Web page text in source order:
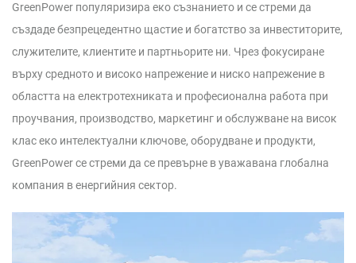
За Нас
Изтегляне
Свържете Се с Нас
GreenPower популяризира еко съзнанието и се стреми да
създаде безпрецедентно щастие и богатство за инвеститорите,
служителите, клиентите и партньорите ни. Чрез фокусиране
върху средното и високо напрежение и ниско напрежение в
областта на електротехниката и професионална работа при
проучвания, производство, маркетинг и обслужване на висок
клас еко интелектуални ключове, оборудване и продукти,
GreenPower се стреми да се превърне в уважавана глобална
компания в енергийния сектор.